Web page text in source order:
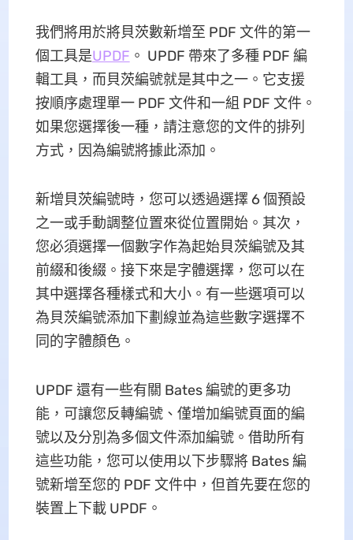
我們將用於將貝茨數新增至 PDF 文件的第一
個工具是UPDF 。 UPDF 帶來了多種 PDF 編
輯工具，而貝茨編號就是其中之一。它支援
按順序處理單一 PDF 文件和一組 PDF 文件。
如果您選擇後一種，請注意您的文件的排列
方式，因為編號將據此添加。
新增貝茨編號時，您可以透過選擇 6 個預設
之一或手動調整位置來從位置開始。其次，
您必須選擇一個數字作為起始貝茨編號及其
前綴和後綴。接下來是字體選擇，您可以在
其中選擇各種樣式和大小。有一些選項可以
為貝茨編號添加下劃線並為這些數字選擇不
同的字體顏色。
UPDF 還有一些有關 Bates 編號的更多功
能，可讓您反轉編號、僅增加編號頁面的編
號以及分別為多個文件添加編號。借助所有
這些功能，您可以使用以下步驟將 Bates 編
號新增至您的 PDF 文件中，但首先要在您的
裝置上下載 UPDF。